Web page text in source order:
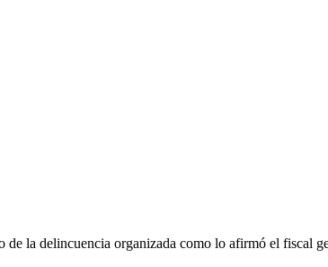
la delincuencia organizada como lo afirmó el fiscal